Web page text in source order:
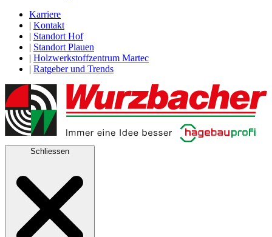
Karriere
| Kontakt
| Standort Hof
| Standort Plauen
| Holzwerkstoffzentrum Martec
| Ratgeber und Trends
Schliessen